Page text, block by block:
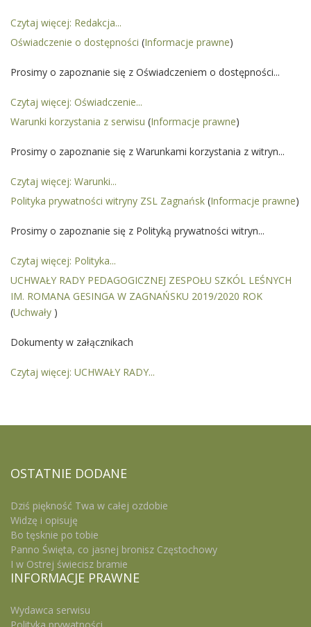
Czytaj więcej: Redakcja...
Oświadczenie o dostępności (Informacje prawne)
Prosimy o zapoznanie się z Oświadczeniem o dostępności...
Czytaj więcej: Oświadczenie...
Warunki korzystania z serwisu (Informacje prawne)
Prosimy o zapoznanie się z Warunkami korzystania z witryn...
Czytaj więcej: Warunki...
Polityka prywatności witryny ZSL Zagnańsk (Informacje prawne)
Prosimy o zapoznanie się z Polityką prywatności witryn...
Czytaj więcej: Polityka...
UCHWAŁY RADY PEDAGOGICZNEJ ZESPOŁU SZKÓL LEŚNYCH
IM. ROMANA GESINGA W ZAGNAŃSKU 2019/2020 ROK
(Uchwały )
Dokumenty w załącznikach
Czytaj więcej: UCHWAŁY RADY...
OSTATNIE DODANE
Dziś piękność Twa w całej ozdobie
Widzę i opisuję
Bo tęsknie po tobie
Panno Święta, co jasnej bronisz Częstochowy
I w Ostrej świecisz bramie
INFORMACJE PRAWNE
Wydawca serwisu